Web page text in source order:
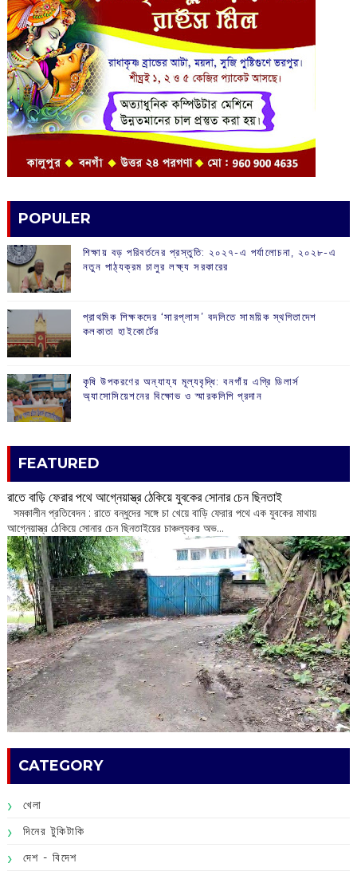
POPULER
শিক্ষায় বড় পরিবর্তনের প্রস্তুতি: ২০২৭-এ পর্যালোচনা, ২০২৮-এ
নতুন পাঠ্যক্রম চালুর লক্ষ্য সরকারের
প্রাথমিক শিক্ষকদের ‘সারপ্লাস’ বদলিতে সাময়িক স্থগিতাদেশ
কলকাতা হাইকোর্টের
কৃষি উপকরণের অন্যায্য মূল্যবৃদ্ধি: বনগাঁয় এগ্রি ডিলার্স
অ্যাসোসিয়েশনের বিক্ষোভ ও স্মারকলিপি প্রদান
FEATURED
রাতে বাড়ি ফেরার পথে আগ্নেয়াস্ত্র ঠেকিয়ে যুবকের সোনার চেন ছিনতাই
সমকালীন প্রতিবেদন : রাতে বন্ধুদের সঙ্গে চা খেয়ে বাড়ি ফেরার পথে এক যুবকের মাথায়
আগ্নেয়াস্ত্র ঠেকিয়ে সোনার চেন ছিনতাইয়ের চাঞ্চল্যকর অভ...
CATEGORY
খেলা
দিনের টুকিটাকি
দেশ - বিদেশ